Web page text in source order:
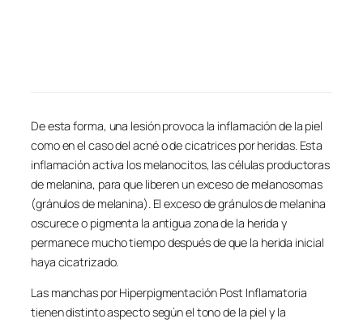
De esta forma, una lesión provoca la inflamación de la piel
como en el caso del acné o de cicatrices por heridas. Esta
inflamación activa los melanocitos, las células productoras
de melanina, para que liberen un exceso de melanosomas
(gránulos de melanina). El exceso de gránulos de melanina
oscurece o pigmenta la antigua zona de la herida y
permanece mucho tiempo después de que la herida inicial
haya cicatrizado.
Las manchas por Hiperpigmentación Post Inflamatoria
tienen distinto aspecto según el tono de la piel y la